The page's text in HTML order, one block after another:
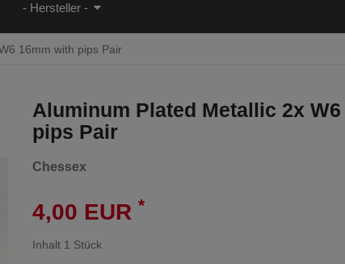
- Hersteller -
16mm with pips Pair
Aluminum Plated Metallic 2x
pips Pair
Chessex
4,00 EUR *
Inhalt 1 Stück